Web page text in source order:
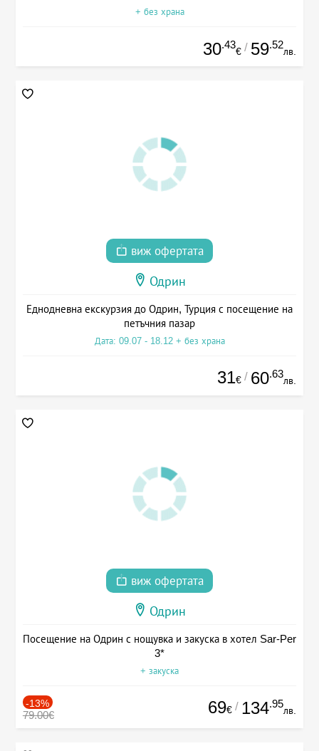
+ без храна
30.43
€ / 59.52
лв.
виж офертата
Одрин
Еднодневна екскурзия до Одрин, Турция с посещение на
петъчния пазар
Дата: 09.07 - 18.12 + без храна
31€ / 60.63
лв.
виж офертата
Одрин
Посещение на Одрин с нощувка и закуска в хотел Sar-Per
3*
+ закуска
-13%
79.00€ 69€ / 134.95
лв.